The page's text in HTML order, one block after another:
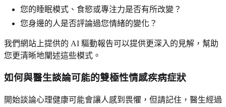
您的睡眠模式、食慾或專注力是否有所改變？
您身邊的人是否評論過您情緒的變化？
我們網站上提供的 AI 驅動報告可以提供更深入的見解，幫助
您更清晰地闡述這些模式。
如何與醫生談論可能的雙極性情感疾病症狀
開始談論心理健康可能會讓人感到畏懼，但請記住，醫生經過